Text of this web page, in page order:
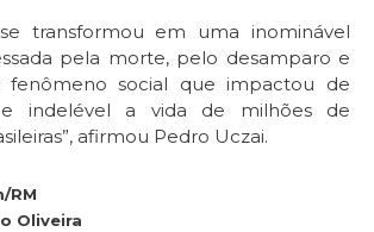
transformou em uma inominável
pela morte, pelo desamparo e
social que impactou de
indelével a vida de milhões de
afirmou Pedro Uczai.
RM
Oliveira